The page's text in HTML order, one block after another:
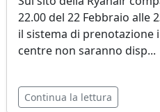
22.00 del 22 Febbraio alle
il sistema di prenotazione
centre non saranno disp...
Continua la lettura